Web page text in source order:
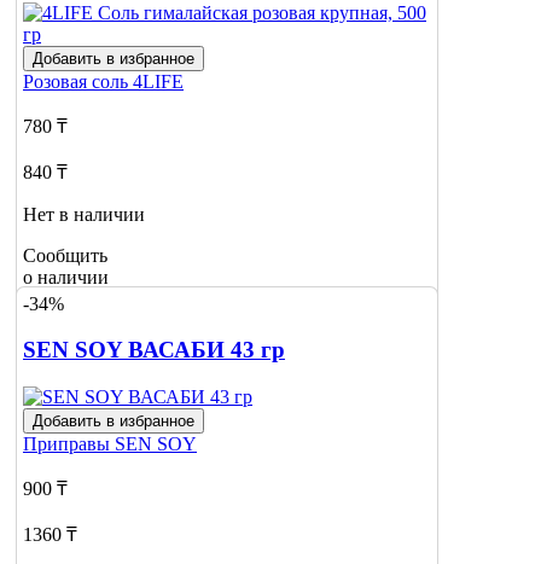
Добавить в избранное
Розовая соль 4LIFE
780 ₸
840 ₸
Нет в наличии
Сообщить
о наличии
-34%
SEN SOY ВАСАБИ 43 гр
Добавить в избранное
Приправы SEN SOY
900 ₸
1360 ₸